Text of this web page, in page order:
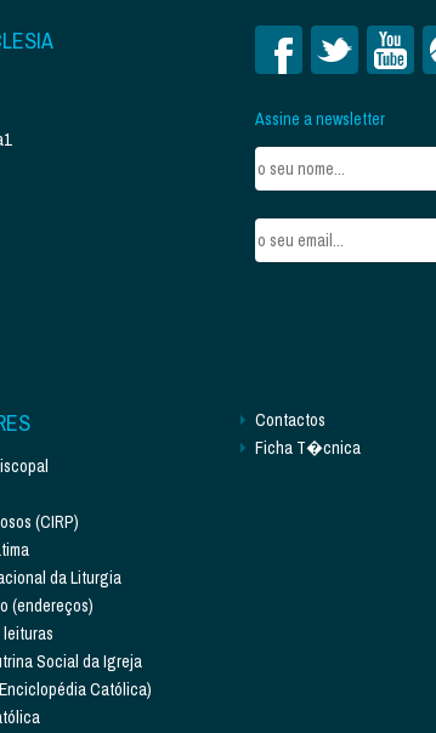
Assine a newsletter
(CIRP)
da Liturgia
(endereços)
Social da Igreja
Católica)
Contactos
Ficha T�cnica